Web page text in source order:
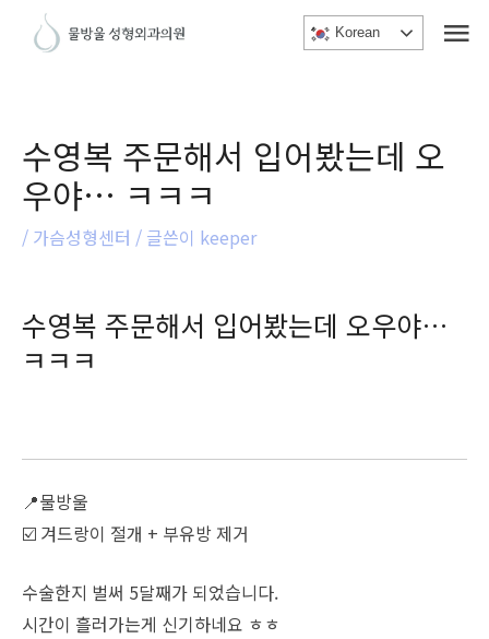
메
뉴
Korean
수영복 주문해서 입어봤는데 오
우야… ㅋㅋㅋ
/ 가슴성형센터 / 글쓴이 keeper
수영복 주문해서 입어봤는데 오우야…
ㅋㅋㅋ
📍물방울
☑️ 겨드랑이 절개 + 부유방 제거
수술한지 벌써 5달째가 되었습니다.
시간이 흘러가는게 신기하네요 ㅎㅎ